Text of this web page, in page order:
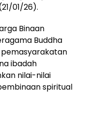
01/26).
Binaan
Buddha
ibadah
nilai-nilai
spiritual